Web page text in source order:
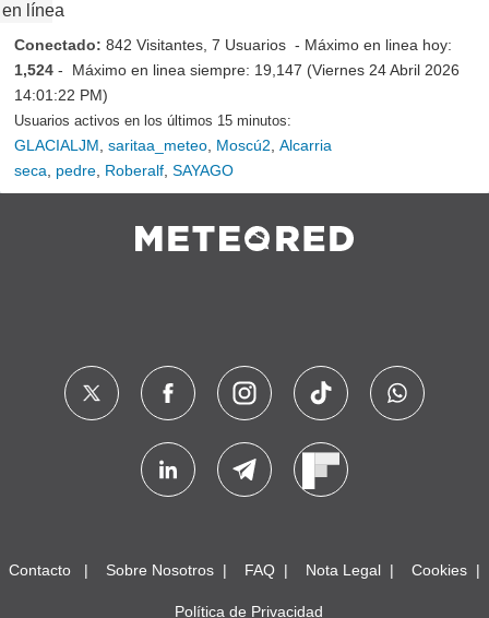
en línea
Conectado: 842 Visitantes, 7 Usuarios - Máximo en linea hoy:
1,524 - Máximo en linea siempre: 19,147 (Viernes 24 Abril 2026
14:01:22 PM)
Usuarios activos en los últimos 15 minutos:
GLACIALJM saritaa_meteo Moscú2 Alcarria
seca
pedre Roberalf SAYAGO
Contacto Sobre Nosotros FAQ Nota Legal Cookies
Política de Privacidad